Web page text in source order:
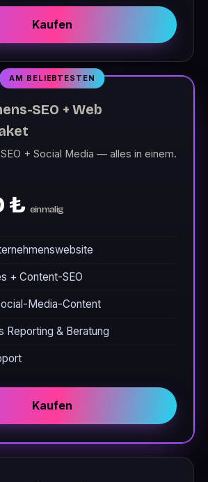
Kaufen
AM BELIEBTESTEN
SEO + Web
+ Social Media — alles in einem.
₺ einmalig
+ Content-SEO
Media-Content
Reporting & Beratung
Kaufen